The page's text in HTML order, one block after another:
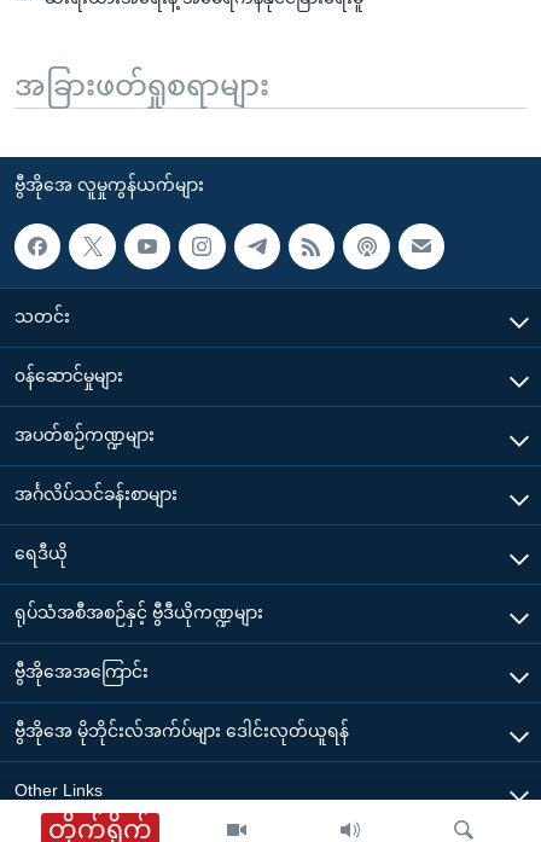
တိုက်ရိုက်
အခြားဖတ်ရှုစရာများ
ဗွီအိုအေ လူမှုကွန်ယက်များ
သတင်း
၀န်ဆောင်မှုများ
အပတ်စဉ်ကဏ္ဍများ
အင်္ဂလိပ်သင်ခန်းစာများ
ရေဒီယို
ရုပ်သံအစီအစဉ်နှင့် ဗွီဒီယိုကဏ္ဍများ
ဗွီအိုအေအကြောင်း
ဗွီအိုအေ မိုဘိုင်းလ်အက်ပ်များ ဒေါင်းလုတ်ယူရန်
Other Links